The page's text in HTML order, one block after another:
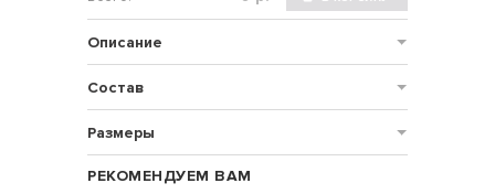
Описание
Состав
Размеры
РЕКОМЕНДУЕМ ВАМ